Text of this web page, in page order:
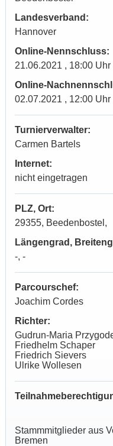
Landesverband:
Hannover
Online-Nennschluss:
21.06.2021 , 18:00 Uhr
Online-
02.07.2021 , 12:00 Uhr
Turnierverwalter:
Carmen Bartels
Internet:
nicht eingetragen
PLZ, Ort:
29355, Beedenbostel,
Längengrad,
-, -
Parcourschef:
Joachim Cordes
Richter:
Gudrun-Maria
Friedhelm Schaper
Friedrich Sievers
Ulrike Wollesen
Stammmitglieder aus
Bremen